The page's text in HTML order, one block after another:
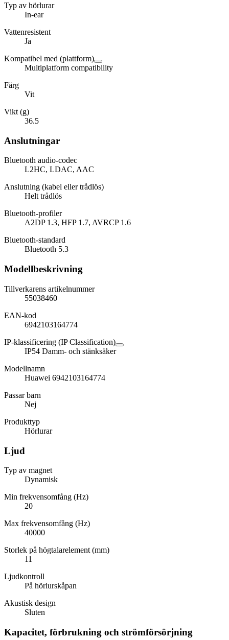
Typ av hörlurar
In-ear
Vattenresistent
Ja
Kompatibel med (plattform)
Multiplatform compatibility
Färg
Vit
Vikt (g)
36.5
Anslutningar
Bluetooth audio-codec
L2HC, LDAC, AAC
Anslutning (kabel eller trådlös)
Helt trådlös
Bluetooth-profiler
A2DP 1.3, HFP 1.7, AVRCP 1.6
Bluetooth-standard
Bluetooth 5.3
Modellbeskrivning
Tillverkarens artikelnummer
55038460
EAN-kod
6942103164774
IP-klassificering (IP Classification)
IP54 Damm- och stänksäker
Modellnamn
Huawei 6942103164774
Passar barn
Nej
Produkttyp
Hörlurar
Ljud
Typ av magnet
Dynamisk
Min frekvensomfång (Hz)
20
Max frekvensomfång (Hz)
40000
Storlek på högtalarelement (mm)
11
Ljudkontroll
På hörlurskåpan
Akustisk design
Sluten
Kapacitet, förbrukning och strömförsörjning